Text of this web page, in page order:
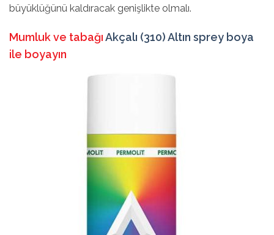
büyüklüğünü kaldıracak genişlikte olmalı.
Mumluk ve tabağıAkçalı (310) Altın sprey boya
ile boyayın